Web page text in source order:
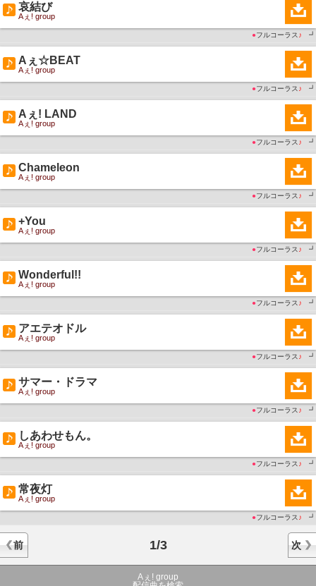
哀結び
Aぇ! group
●フルコーラス ♪ ┛
Aぇ☆BEAT
Aぇ! group
●フルコーラス ♪ ┛
Aぇ! LAND
Aぇ! group
●フルコーラス ♪ ┛
Chameleon
Aぇ! group
●フルコーラス ♪ ┛
+You
Aぇ! group
●フルコーラス ♪ ┛
Wonderful!!
Aぇ! group
●フルコーラス ♪ ┛
アエテオドル
Aぇ! group
●フルコーラス ♪ ┛
サマー・ドラマ
Aぇ! group
●フルコーラス ♪ ┛
しあわせもん。
Aぇ! group
●フルコーラス ♪ ┛
常夜灯
Aぇ! group
●フルコーラス ♪ ┛
前 1/3 次
Aぇ! group